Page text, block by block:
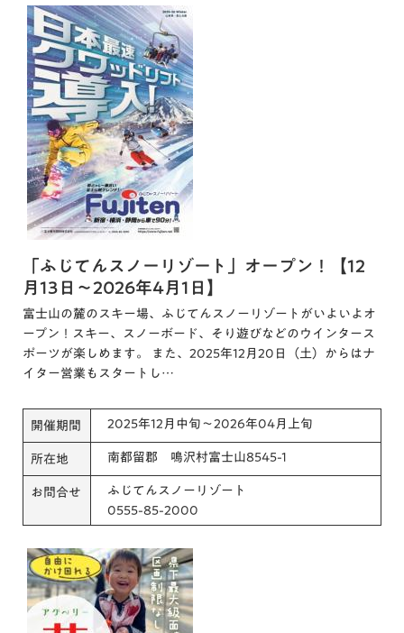
「ふじてんスノーリゾート」オープン！【12
月13日～2026年4月1日】
富士山の麓のスキー場、ふじてんスノーリゾートがいよいよオ
ープン！スキー、スノーボード、そり遊びなどのウインタース
ポーツが楽しめます。 また、2025年12月20日（土）からはナ
イター営業もスタートし…
開催期間 2025年12月中旬～2026年04月上旬
所在地 南都留郡 鳴沢村富士山8545-1
お問合せ
ふじてんスノーリゾート
0555-85-2000